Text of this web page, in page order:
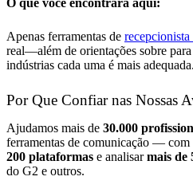
Apenas ferramentas de
real—além de orientações sobre
indústrias cada uma é mais adequada.
Por Que Confiar nas Nossas
Ajudamos mais de 30.000
ferramentas de comunicação — com
200 plataformas e analisarmais de
do G2 e outros.